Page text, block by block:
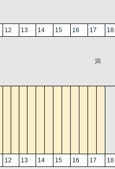
12 13 14 15 16 17 18
満
12 13 14 15 16 17 18